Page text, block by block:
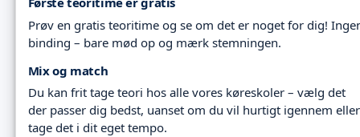
Prøv en gratis teoritime og se om det er noget for dig!
binding – bare mød op og mærk stemningen.
Mix og match
Du kan frit tage teori hos alle vores køreskoler – vælg det
der passer dig bedst, uanset om du vil hurtigt igennem eller
tage det i dit eget tempo.